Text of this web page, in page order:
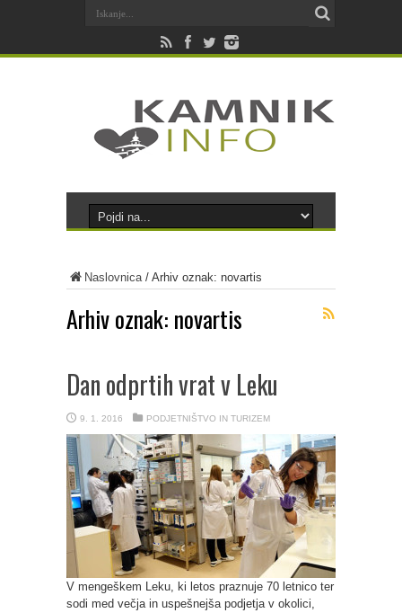
Naslovnica/ Arhiv oznak: novartis
Arhiv oznak: novartis
Dan odprtih vrat v Leku
9. 1. 2016 PODJETNIŠTVO IN TURIZEM
V mengeškem Leku, ki letos praznuje 70 letnico ter
sodi med večja in uspešnejša podjetja v okolici,